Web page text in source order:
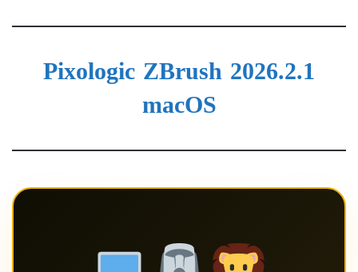
Pixologic ZBrush 2026.2.1
macOS